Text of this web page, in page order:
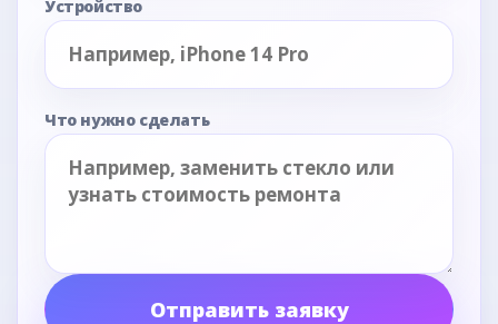
Устройство
Что нужно сделать
Отправить заявку